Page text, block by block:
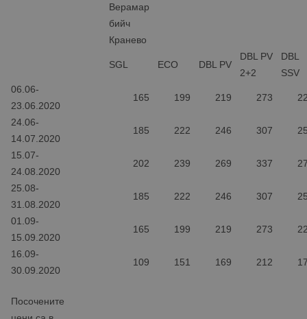
Верамар
бийч
Кранево
SGL ECO DBL PV
DBL PV
2+2
DBL
SSV
06.06-
23.06.2020
165 199 219 273
24.06-
14.07.2020
185 222 246 307
15.07-
24.08.2020
202 239 269 337
25.08-
31.08.2020
185 222 246 307
01.09-
15.09.2020
165 199 219 273
16.09-
30.09.2020
109 151 169 212
Посочените